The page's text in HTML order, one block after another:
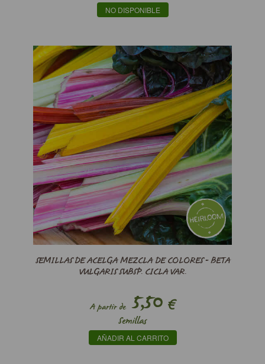
NO DISPONIBLE
SEMILLAS DE ACELGA MEZCLA DE COLORES - BETA
VULGARIS SUBSP. CICLA VAR.
A partir de5,50 €
Semillas
AÑADIR AL CARRITO